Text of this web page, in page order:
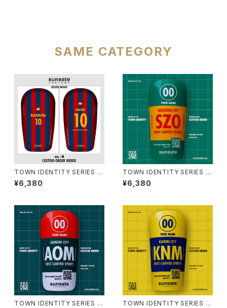
SAME CATEGORY
TOWN IDENTITY SERIES W
ORLD SPIRITS [BLAUGURA
NA]
¥6,380
TOWN IDENTITY SERIES J
APAN EDITION [SHIZUOKA
CITY]
¥6,380
TOWN IDENTITY SERIES J
TOWN IDENTITY SERIES J